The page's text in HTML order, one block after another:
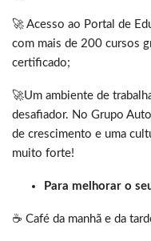
🚀 Acesso ao Portal de
com mais de 200 cursos
certificado;
🚀Um ambiente de
desafiador. No Grupo
de crescimento e uma
muito forte!
Para melhorar o
☕ Café da manhã e da